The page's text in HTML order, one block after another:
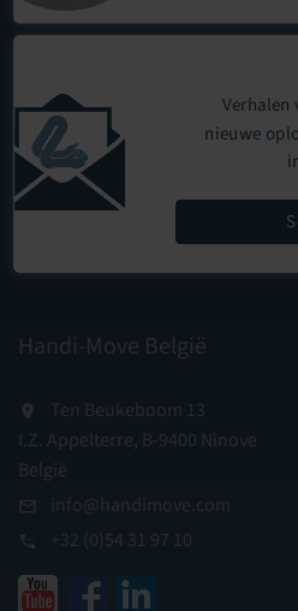
Verhalen
nieuwe
Handi-Move België
Ten Beukeboom 13
I.Z. Appelterre, B-9400 Ninove
België
info@handimove.com
+32 (0)54 31 97 10